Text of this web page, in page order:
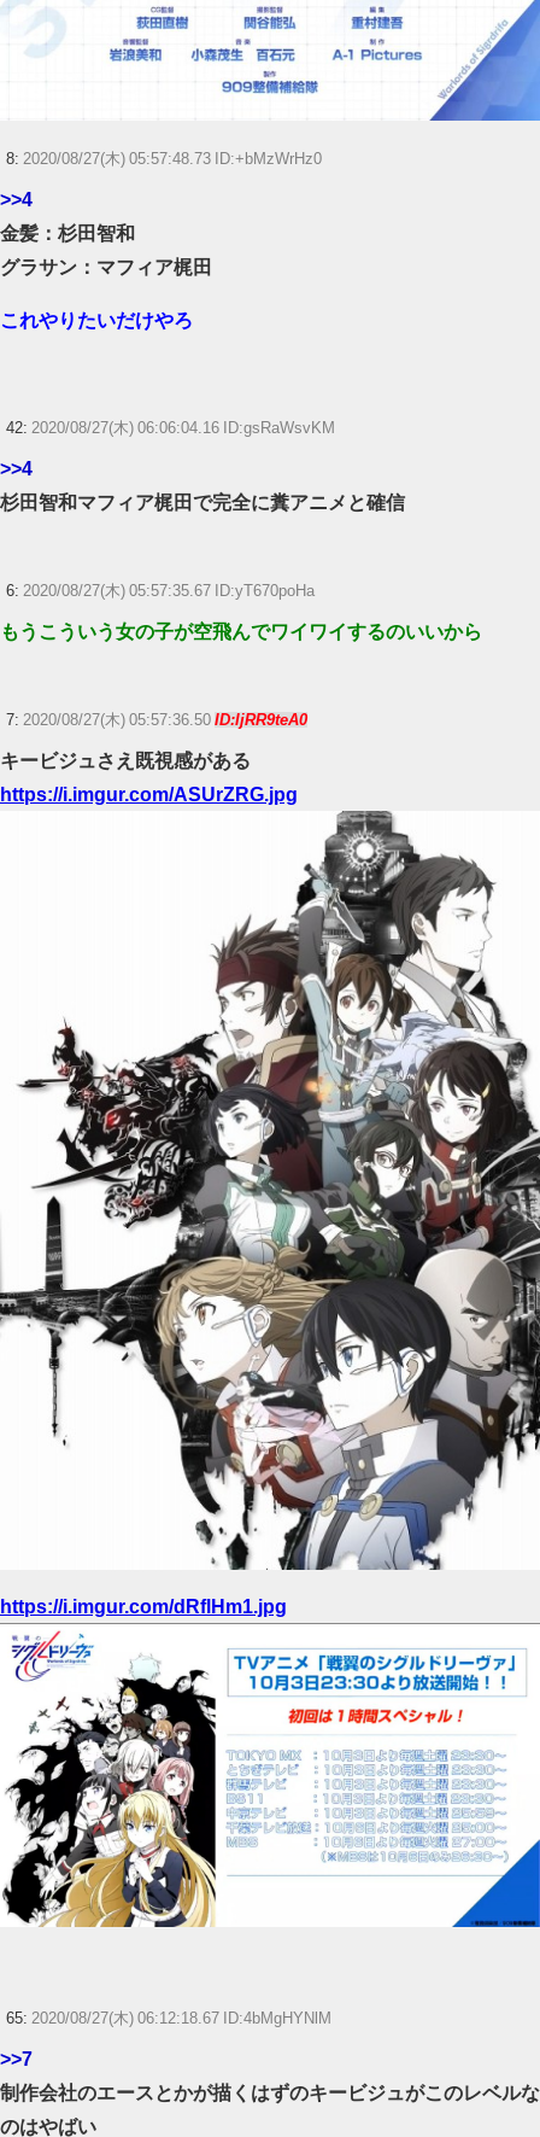
8: 2020/08/27(木) 05:57:48.73 ID:+bMzWrHz0
>>4
金髪：杉田智和
グラサン：マフィア梶田
これやりたいだけやろ
42: 2020/08/27(木) 06:06:04.16 ID:gsRaWsvKM
>>4
杉田智和マフィア梶田で完全に糞アニメと確信
6: 2020/08/27(木) 05:57:35.67 ID:yT670poHa
もうこういう女の子が空飛んでワイワイするのいいから
7: 2020/08/27(木) 05:57:36.50 ID:IjRR9teA0
キービジュさえ既視感がある
https://i.imgur.com/ASUrZRG.jpg
https://i.imgur.com/dRflHm1.jpg
65: 2020/08/27(木) 06:12:18.67 ID:4bMgHYNlM
>>7
制作会社のエースとかが描くはずのキービジュがこのレベルな
のはやばい